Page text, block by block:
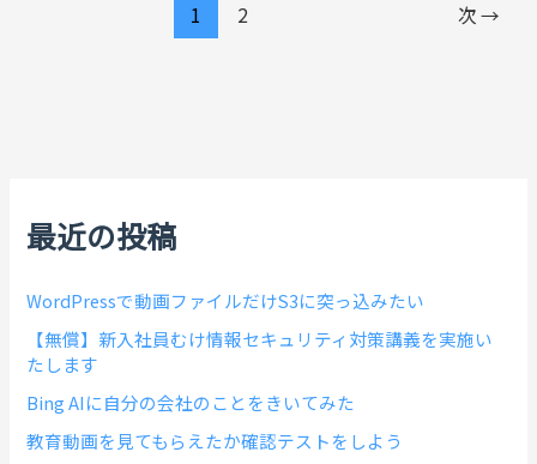
1 2 次→
最近の投稿
WordPressで動画ファイルだけS3に突っ込みたい
【無償】新入社員むけ情報セキュリティ対策講義を実施い
たします
Bing AIに自分の会社のことをきいてみた
教育動画を見てもらえたか確認テストをしよう